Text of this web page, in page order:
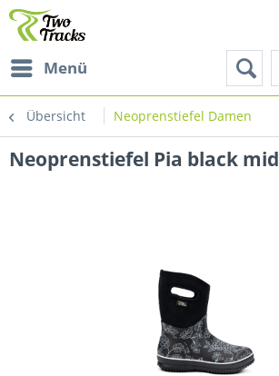
Menü
Übersicht Neoprenstiefel Damen
Neoprenstiefel Pia black mid